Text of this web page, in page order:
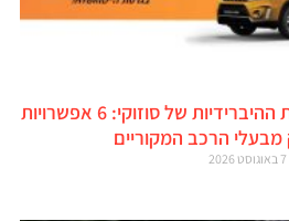
הוצג הסדר פשרה בפרשת ההיברידיות של סוזוקי: 6 אפשרויות
הרכב המקוריים
7 באוגוסט 2026